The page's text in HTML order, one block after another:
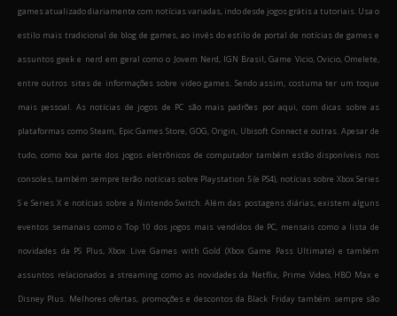
games atualizado diariamente com notícias variadas, indo desde jogos grátis a tutoriais. Usa o
estilo mais tradicional de blog de games, ao invés do estilo de portal de notícias de games e
assuntos geek e nerd em geral como o Jovem Nerd, IGN Brasil, Game Vicio, Ovicio, Omelete,
entre outros sites de informações sobre video games. Sendo assim, costuma ter um toque
mais pessoal. As notícias de jogos de PC são mais padrões por aqui, com dicas sobre as
plataformas como Steam, Epic Games Store, GOG, Origin, Ubisoft Connect e outras. Apesar de
tudo, como boa parte dos jogos eletrônicos de computador também estão disponíveis nos
consoles, também sempre terão notícias sobre Playstation 5 (e PS4), notícias sobre Xbox Series
S e Series X e notícias sobre a Nintendo Switch. Além das postagens diárias, existem alguns
eventos semanais como o Top 10 dos jogos mais vendidos de PC, mensais como a lista de
novidades da PS Plus, Xbox Live Games with Gold (Xbox Game Pass Ultimate) e também
assuntos relacionados a streaming como as novidades da Netflix, Prime Video, HBO Max e
Disney Plus. Melhores ofertas, promoções e descontos da Black Friday também sempre são